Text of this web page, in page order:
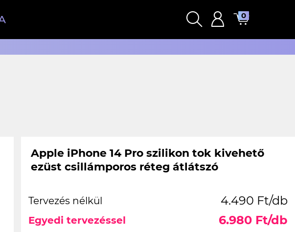
0
Apple iPhone 14 Pro szilikon tok kivehető
ezüst csillámporos réteg átlátszó
Tervezés nélkül 4.490 Ft/db
Egyedi tervezéssel 6.980 Ft/db